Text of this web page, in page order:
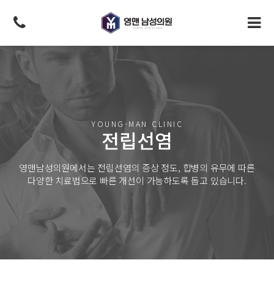
YOUNG-MAN CLINIC
전립선염
영맨남성의원에서는 전립선염의 증상 정도, 합병의 유무에 따른
다양한 치료법으로 빠른 개선이 가능하도록 돕고 있습니다.